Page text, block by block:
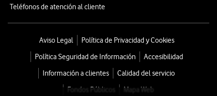
Teléfonos de atención al cliente
Aviso Legal
Política de Privacidad y Cookies
Política Seguridad de Información
Accesibilidad
Información a clientes
Calidad del servicio
Fondos Públicos
Mapa Web